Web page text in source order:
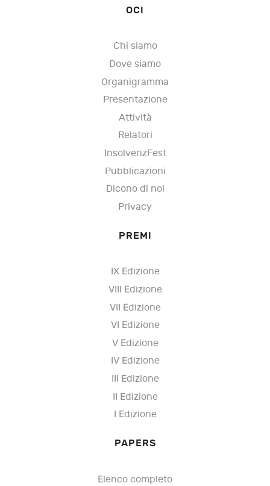
OCI
Chi siamo
Dove siamo
Organigramma
Presentazione
Attività
Relatori
InsolvenzFest
Pubblicazioni
Dicono di noi
Privacy
PREMI
IX Edizione
VIII Edizione
VII Edizione
VI Edizione
V Edizione
IV Edizione
III Edizione
II Edizione
I Edizione
PAPERS
Elenco completo